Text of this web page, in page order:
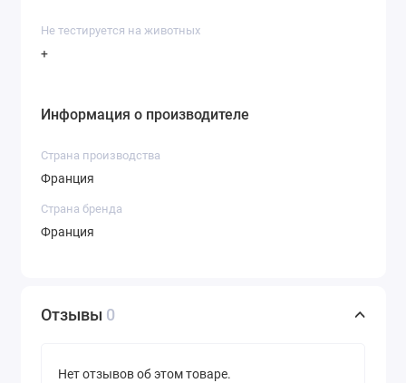
Не тестируется на животных
+
Информация о производителе
Страна производства
Франция
Страна бренда
Франция
Отзывы 0
Нет отзывов об этом товаре.